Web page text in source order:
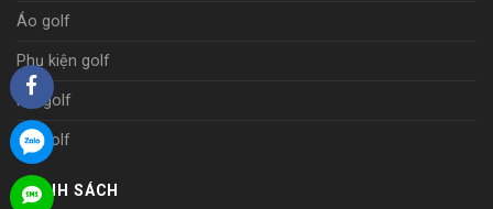
Áo golf
Phụ kiện golf
Mũ golf
Túi golf
CHÍNH SÁCH